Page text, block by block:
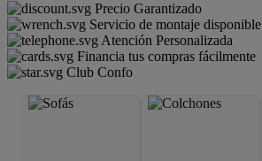
Precio Garantizado
Servicio de montaje disponible
Atención Personalizada
Financia tus compras fácilmente
Club Confo